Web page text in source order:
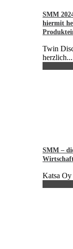
SMM
hiermit
Twin
herzlich...
SMM –
Katsa Oy